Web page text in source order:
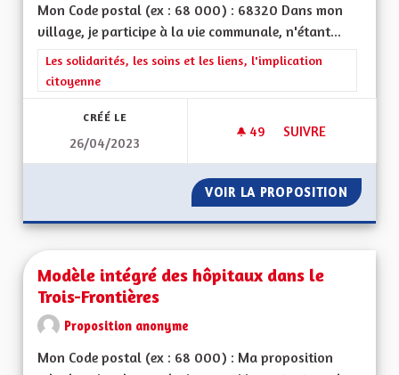
Mon Code postal (ex : 68 000) : 68320 Dans mon
village, je participe à la vie communale, n'étant...
Filtrer les résultats de la catégorie : Les solidarités, les soins
Les solidarités, les soins et les liens, l'implication
citoyenne
CRÉÉ LE
26/04/2023
49 49 ABONNÉS
SUIVRE
VOIR LA PROPOSITION
Modèle intégré des hôpitaux dans le
Trois-Frontières
Proposition anonyme
Mon Code postal (ex : 68 000) : Ma proposition